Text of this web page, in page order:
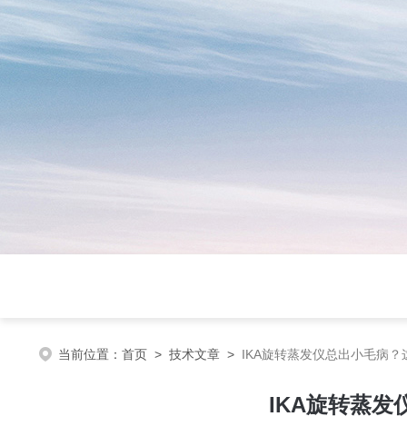
当前位置： 首页 > 技术文章 > IKA旋转蒸发仪总出小毛病
IKA旋转蒸发